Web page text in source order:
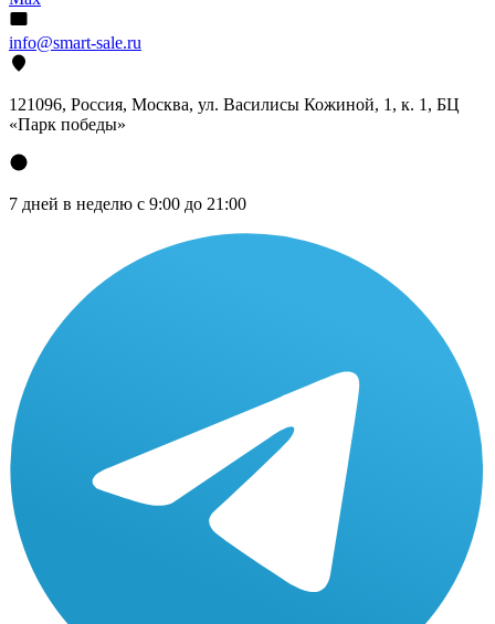
info@smart-sale.ru
121096, Россия, Москва, ул. Василисы Кожиной, 1, к. 1, БЦ
«Парк победы»
7 дней в неделю с 9:00 до 21:00